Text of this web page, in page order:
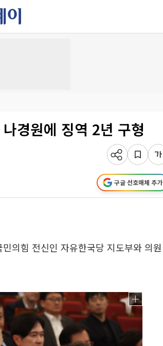
경원에 징역 2년 구형
구글 선호매체 추가
의힘 전신인 자유한국당 지도부와 의원